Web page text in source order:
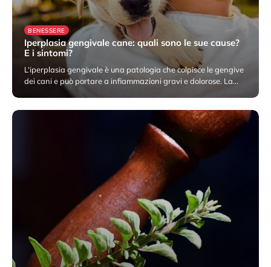
BENESSERE
Iperplasia gengivale cane: quali sono le sue cause?
E i sintomi?
L‘iperplasia gengivale è una patologia che colpisce le gengive
dei cani e può portare a infiammazioni gravi e dolorose. La…
20 Maggio 2023